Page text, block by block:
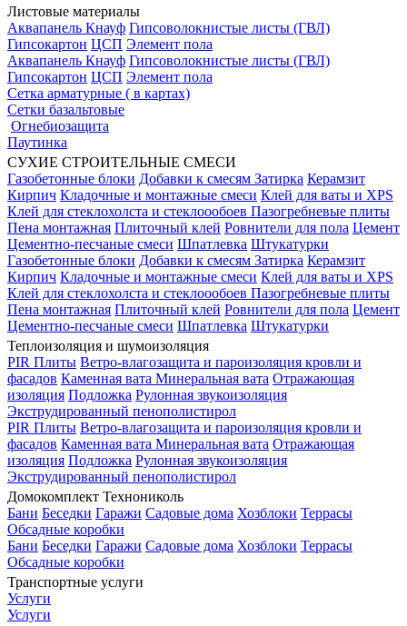
Листовые материалы
Аквапанель Кнауф Гипсоволокнистые листы (ГВЛ)
Гипсокартон ЦСП Элемент пола
Аквапанель Кнауф Гипсоволокнистые листы (ГВЛ)
Гипсокартон ЦСП Элемент пола
Сетка арматурные ( в картах)
Сетки базальтовые
Огнебиозащита
Паутинка
СУХИЕ СТРОИТЕЛЬНЫЕ СМЕСИ
Газобетонные блоки Добавки к смесям Затирка Керамзит
Кирпич Кладочные и монтажные смеси Клей для ваты и XPS
Клей для стеклохолста и стеклоообоев Пазогребневые плиты
Пена монтажная Плиточный клей Ровнители для пола Цемент
Цементно-песчаные смеси Шпатлевка Штукатурки
Газобетонные блоки Добавки к смесям Затирка Керамзит
Кирпич Кладочные и монтажные смеси Клей для ваты и XPS
Клей для стеклохолста и стеклоообоев Пазогребневые плиты
Пена монтажная Плиточный клей Ровнители для пола Цемент
Цементно-песчаные смеси Шпатлевка Штукатурки
Теплоизоляция и шумоизоляция
PIR Плиты Ветро-влагозащита и пароизоляция кровли и
фасадов Каменная вата Минеральная вата Отражающая
изоляция Подложка Рулонная звукоизоляция
Экструдированный пенополистирол
PIR Плиты Ветро-влагозащита и пароизоляция кровли и
фасадов Каменная вата Минеральная вата Отражающая
изоляция Подложка Рулонная звукоизоляция
Экструдированный пенополистирол
Домокомплект Технониколь
Бани Беседки Гаражи Садовые дома Хозблоки Террасы
Обсадные коробки
Бани Беседки Гаражи Садовые дома Хозблоки Террасы
Обсадные коробки
Транспортные услуги
Услуги
Услуги